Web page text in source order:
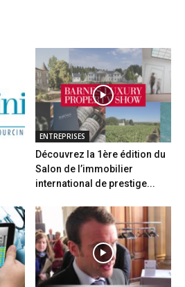
ENTREPRISES
Découvrez la 1ère édition du
Salon de l’immobilier
international de prestige...